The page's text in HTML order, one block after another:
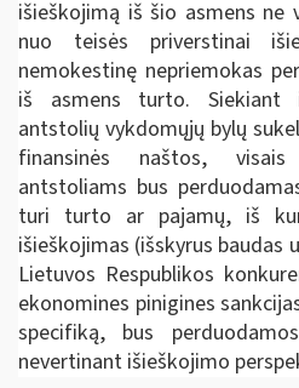
išieškojimą iš šio asmens ne
nuo teisės priverstinai
nemokestinę nepriemokas
iš asmens turto. Siekiant
antstolių vykdomųjų bylų
finansinės naštos,
antstoliams bus
turi turto ar pajamų, iš
išieškojimas (išskyrus baudas
Lietuvos Respublikos
ekonomines pinigines
specifiką, bus
nevertinant išieškojimo